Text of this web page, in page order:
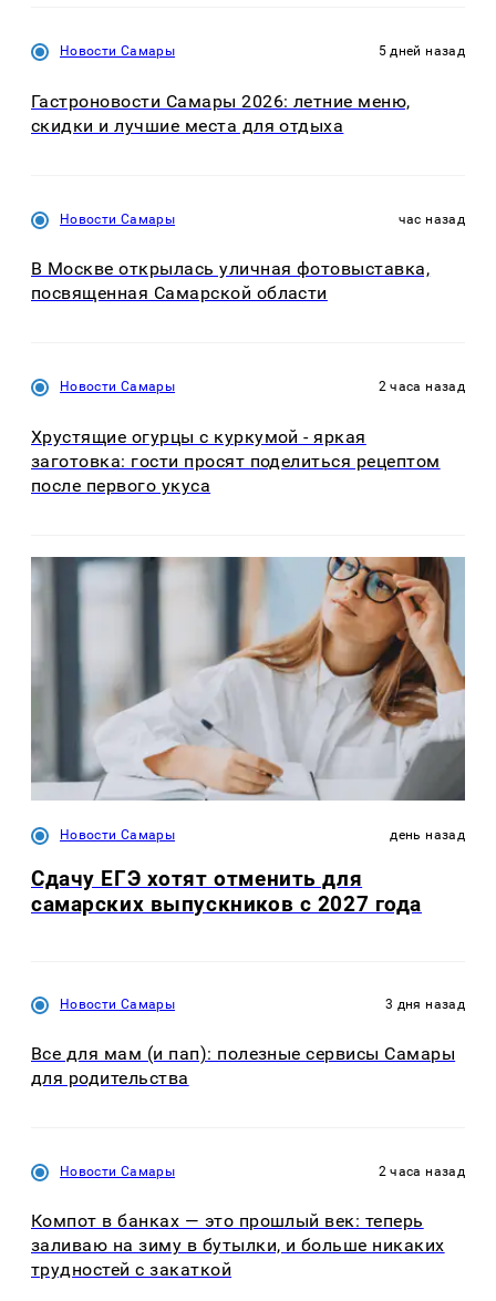
Новости Самары 5 дней назад
Гастроновости Самары 2026: летние меню,
скидки и лучшие места для отдыха
Новости Самары час назад
В Москве открылась уличная фотовыставка,
посвященная Самарской области
Новости Самары 2 часа назад
Хрустящие огурцы с куркумой - яркая
заготовка: гости просят поделиться рецептом
после первого укуса
Новости Самары день назад
Сдачу ЕГЭ хотят отменить для
самарских выпускников с 2027 года
Новости Самары 3 дня назад
Все для мам (и пап): полезные сервисы Самары
для родительства
Новости Самары 2 часа назад
Компот в банках — это прошлый век: теперь
заливаю на зиму в бутылки, и больше никаких
трудностей с закаткой